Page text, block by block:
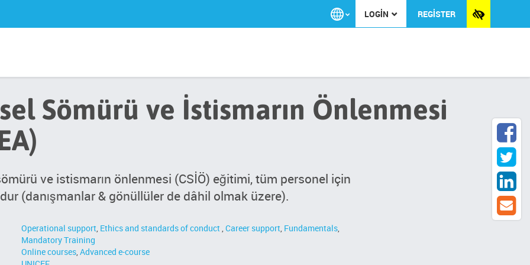
SelectLOGIN REGISTER
Toggles
the
Sömürü ve İstismarın Önlenmesi
ve istismarın önlenmesi (CSİÖ) eğitimi, tüm personel için
(danışmanlar & gönüllüler de dâhil olmak üzere).
Operational support, Ethics and standards of conduct,Career support, Fundamentals,
Mandatory Training
Online courses,Advanced e-course